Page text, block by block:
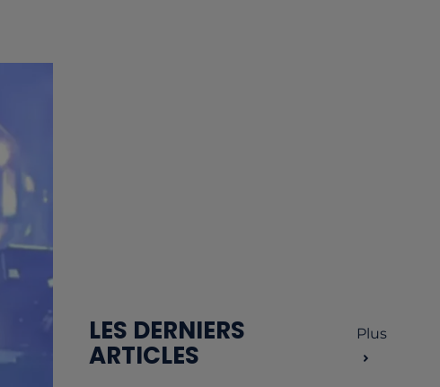
LES DERNIERS
ARTICLES
Plus